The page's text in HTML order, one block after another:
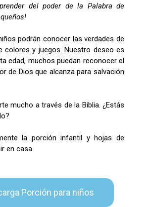
del poder de la Palabra de
podrán conocer las verdades de
colores y juegos. Nuestro deseo es
edad, muchos puedan reconocer el
de Dios que alcanza para salvación
mucho a través de la Biblia. ¿Estás
la porción infantil y hojas de
en casa.
Porción para niños